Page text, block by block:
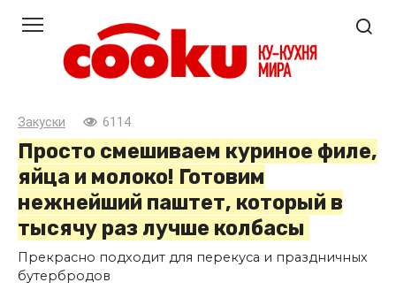
контенту
Закуски 6114
Просто смешиваем куриное филе,
яйца и молоко! Готовим
нежнейший паштет, который в
тысячу раз лучше колбасы
Прекрасно подходит для перекуса и праздничных
бутербродов